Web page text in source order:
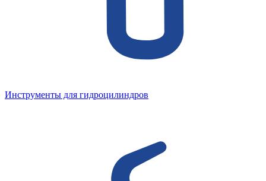
Инструменты для гидроцилиндров